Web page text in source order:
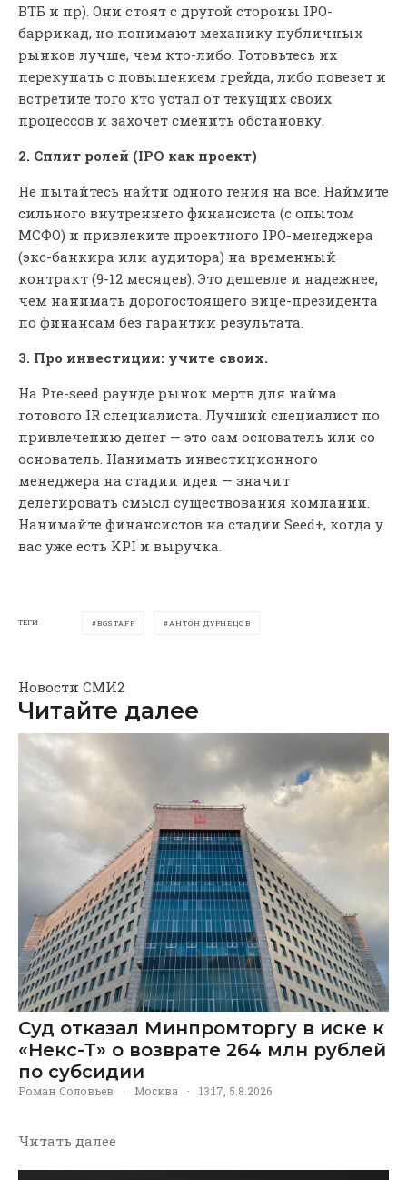
ВТБ и пр). Они стоят с другой стороны IPO-
баррикад, но понимают механику публичных
рынков лучше, чем кто-либо. Готовьтесь их
перекупать с повышением грейда, либо повезет и
встретите того кто устал от текущих своих
процессов и захочет сменить обстановку.
2. Сплит ролей (IPO как проект)
Не пытайтесь найти одного гения на все. Наймите
сильного внутреннего финансиста (с опытом
МСФО) и привлеките проектного IPO-менеджера
(экс-банкира или аудитора) на временный
контракт (9-12 месяцев). Это дешевле и надежнее,
чем нанимать дорогостоящего вице-президента
по финансам без гарантии результата.
3. Про инвестиции: учите своих.
На Pre-seed раунде рынок мертв для найма
готового IR специалиста. Лучший специалист по
привлечению денег — это сам основатель или со
основатель. Нанимать инвестиционного
менеджера на стадии идеи — значит
делегировать смысл существования компании.
Нанимайте финансистов на стадии Seed+, когда у
вас уже есть KPI и выручка.
ТЕГИ BGSTAFF АНТОН ДУРНЕЦОВ
Новости СМИ2
Читайте далее
Суд отказал Минпромторгу в иске к
«Некс-Т» о возврате 264 млн рублей
по субсидии
Роман Соловьев · Москва · 13:17, 5.8.2026
Читать далее